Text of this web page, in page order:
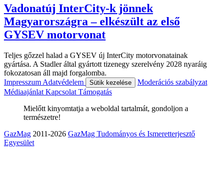
Vadonatúj InterCity-k jönnek
Magyarországra – elkészült az első
GYSEV motorvonat
Teljes gőzzel halad a GYSEV új InterCity motorvonatainak
gyártása. A Stadler által gyártott tizenegy szerelvény 2028 nyaráig
fokozatosan áll majd forgalomba.
Impresszum Adatvédelem Sütik kezelése
Moderációs szabályzat
Médiaajánlat Kapcsolat Támogatás
Mielőtt kinyomtatja a weboldal tartalmát, gondoljon a
természetre!
GazMag 2011-2026 GazMag Tudományos és Ismeretterjesztő
Egyesület